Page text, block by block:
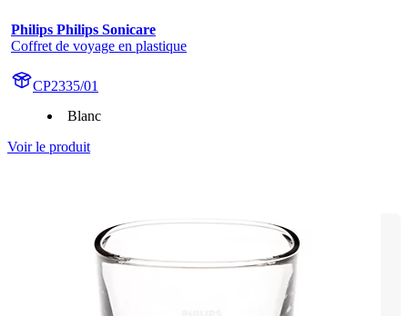
Philips Philips Sonicare
Coffret de voyage en plastique
CP2335/01
Blanc
Voir le produit